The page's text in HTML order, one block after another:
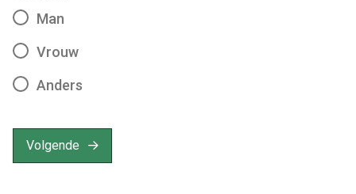
Man
Vrouw
Anders
Volgende